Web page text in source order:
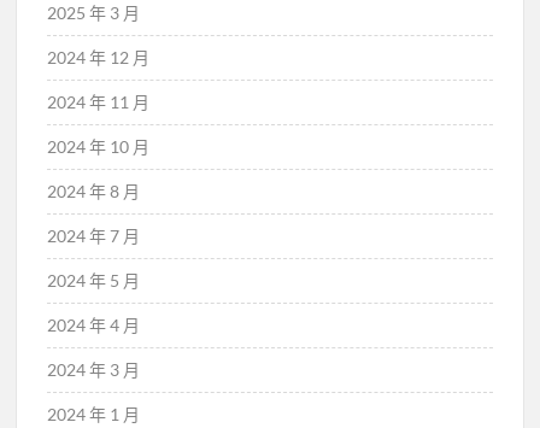
2025 年 3 月
2024 年 12 月
2024 年 11 月
2024 年 10 月
2024 年 8 月
2024 年 7 月
2024 年 5 月
2024 年 4 月
2024 年 3 月
2024 年 1 月